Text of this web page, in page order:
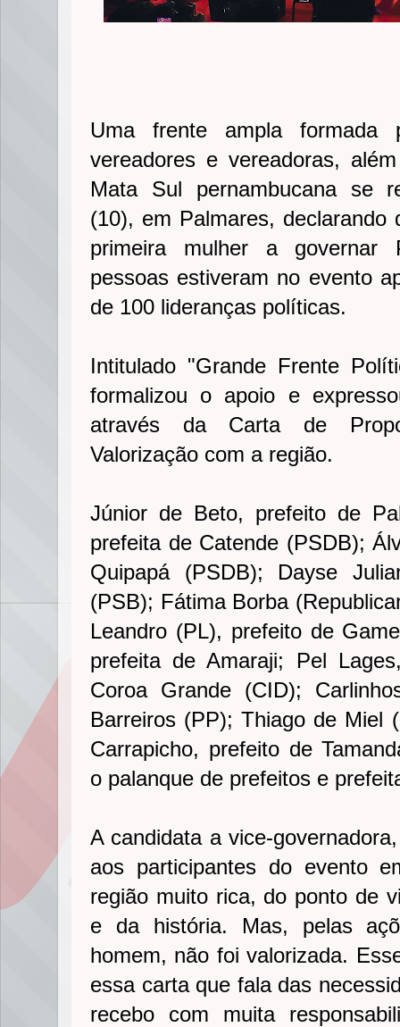
Uma frente ampla formada
vereadores e vereadoras,
Mata Sul pernambucana se
(10), em Palmares, declarando
primeira mulher a governar
pessoas estiveram no evento
de 100 lideranças políticas.
Intitulado "Grande Frente
formalizou o apoio e
através da Carta de
Valorização com a região.
Júnior de Beto, prefeito de
prefeita de Catende (PSDB);
Quipapá (PSDB); Dayse
(PSB); Fátima Borba
Leandro (PL), prefeito de
prefeita de Amaraji; Pel
Coroa Grande (CID);
Barreiros (PP); Thiago de Miel
Carrapicho, prefeito de
o palanque de prefeitos e
A candidata a vice-
aos participantes do evento
região muito rica, do ponto de
e da história. Mas, pelas
homem, não foi valorizada.
essa carta que fala das
recebo com muita